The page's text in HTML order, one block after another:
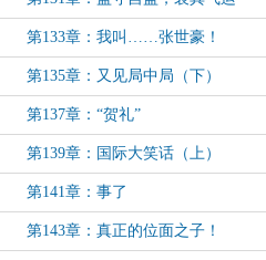
第133章：我叫……张世豪！
第135章：又见局中局（下）
第137章：“贺礼”
第139章：国际大笑话（上）
第141章：事了
第143章：真正的位面之子！